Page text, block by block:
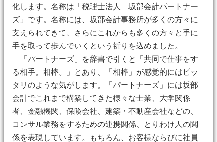
化します。名称は「税理士法人 坂部会計パートナー
ズ」です。名称には、坂部会計事務所が多くの方々に
支えられてきて、さらにこれからも多くの方々と手に
手を取って歩んでいくという祈りを込めました。
「パートナーズ」を辞書で引くと「共同で仕事をす
る相手。相棒。」とあり、「相棒」が感覚的にはピッ
タリのような気がします。「パートナーズ」には坂部
会計でこれまで構築してきた様々な士業、大学関係
者、金融機関、保険会社、建築・不動産会社などの、
コンサル業務をするための連携関係、とりわけ人の関
係を表現しています。もちろん、お客様ならびに社員